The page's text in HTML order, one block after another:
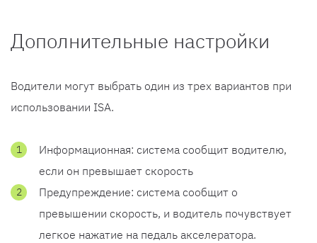
Дополнительные настройки
Водители могут выбрать один из трех вариантов при
использовании ISA.
Информационная: система сообщит водителю,
если он превышает скорость
Предупреждение: система сообщит о
превышении скорость, и водитель почувствует
легкое нажатие на педаль акселератора.